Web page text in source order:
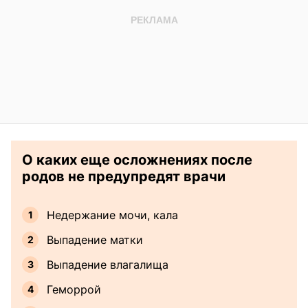
О каких еще осложнениях после
родов не предупредят врачи
Недержание мочи, кала
Выпадение матки
Выпадение влагалища
Геморрой